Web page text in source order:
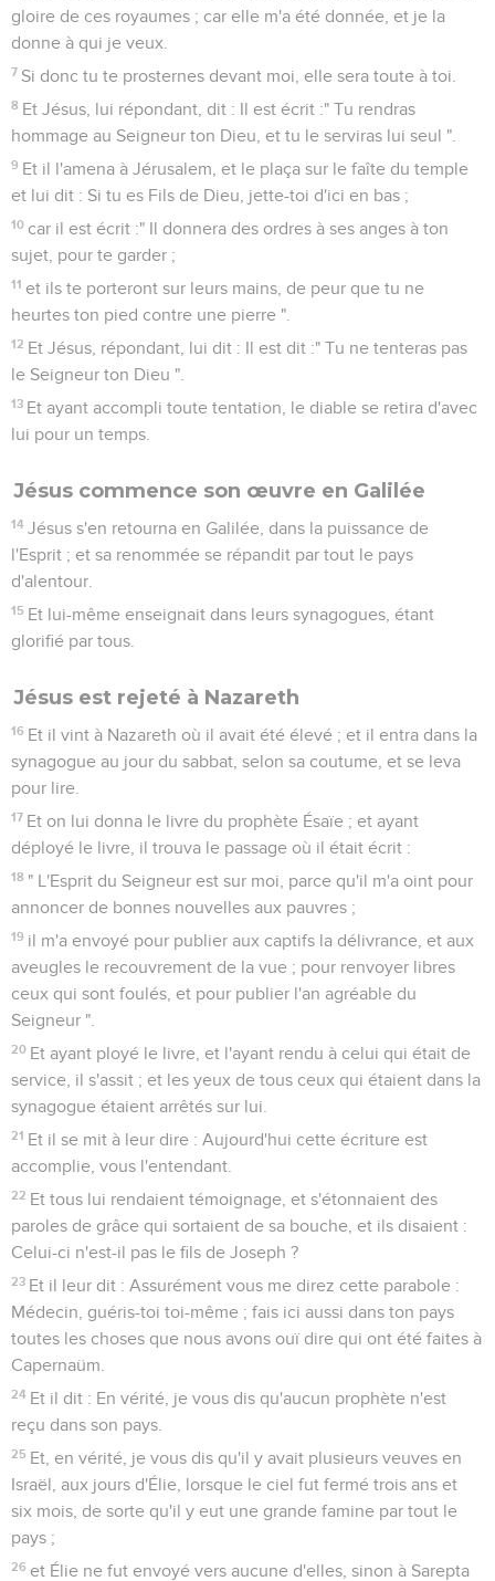
gloire de ces royaumes ; car elle m'a été donnée, et je la
donne à qui je veux.
7 Si donc tu te prosternes devant moi, elle sera toute à toi.
8 Et Jésus, lui répondant, dit : Il est écrit :" Tu rendras
hommage au Seigneur ton Dieu, et tu le serviras lui seul ".
9 Et il l'amena à Jérusalem, et le plaça sur le faîte du temple
et lui dit : Si tu es Fils de Dieu, jette-toi d'ici en bas ;
10 car il est écrit :" Il donnera des ordres à ses anges à ton
sujet, pour te garder ;
11 et ils te porteront sur leurs mains, de peur que tu ne
heurtes ton pied contre une pierre ".
12 Et Jésus, répondant, lui dit : Il est dit :" Tu ne tenteras pas
le Seigneur ton Dieu ".
13 Et ayant accompli toute tentation, le diable se retira d'avec
lui pour un temps.
Jésus commence son œuvre en Galilée
14 Jésus s'en retourna en Galilée, dans la puissance de
l'Esprit ; et sa renommée se répandit par tout le pays
d'alentour.
15 Et lui-même enseignait dans leurs synagogues, étant
glorifié par tous.
Jésus est rejeté à Nazareth
16 Et il vint à Nazareth où il avait été élevé ; et il entra dans la
synagogue au jour du sabbat, selon sa coutume, et se leva
pour lire.
17 Et on lui donna le livre du prophète Ésaïe ; et ayant
déployé le livre, il trouva le passage où il était écrit :
18 " L'Esprit du Seigneur est sur moi, parce qu'il m'a oint pour
annoncer de bonnes nouvelles aux pauvres ;
19 il m'a envoyé pour publier aux captifs la délivrance, et aux
aveugles le recouvrement de la vue ; pour renvoyer libres
ceux qui sont foulés, et pour publier l'an agréable du
Seigneur ".
20 Et ayant ployé le livre, et l'ayant rendu à celui qui était de
service, il s'assit ; et les yeux de tous ceux qui étaient dans la
synagogue étaient arrêtés sur lui.
21 Et il se mit à leur dire : Aujourd'hui cette écriture est
accomplie, vous l'entendant.
22 Et tous lui rendaient témoignage, et s'étonnaient des
paroles de grâce qui sortaient de sa bouche, et ils disaient :
Celui-ci n'est-il pas le fils de Joseph ?
23 Et il leur dit : Assurément vous me direz cette parabole :
Médecin, guéris-toi toi-même ; fais ici aussi dans ton pays
toutes les choses que nous avons ouï dire qui ont été faites à
Capernaüm.
24 Et il dit : En vérité, je vous dis qu'aucun prophète n'est
reçu dans son pays.
25 Et, en vérité, je vous dis qu'il y avait plusieurs veuves en
Israël, aux jours d'Élie, lorsque le ciel fut fermé trois ans et
six mois, de sorte qu'il y eut une grande famine par tout le
pays ;
26 et Élie ne fut envoyé vers aucune d'elles, sinon à Sarepta